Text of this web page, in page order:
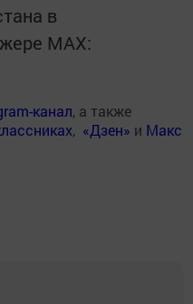
в
MАХ:
канал, а также
, «Дзен» и Макс